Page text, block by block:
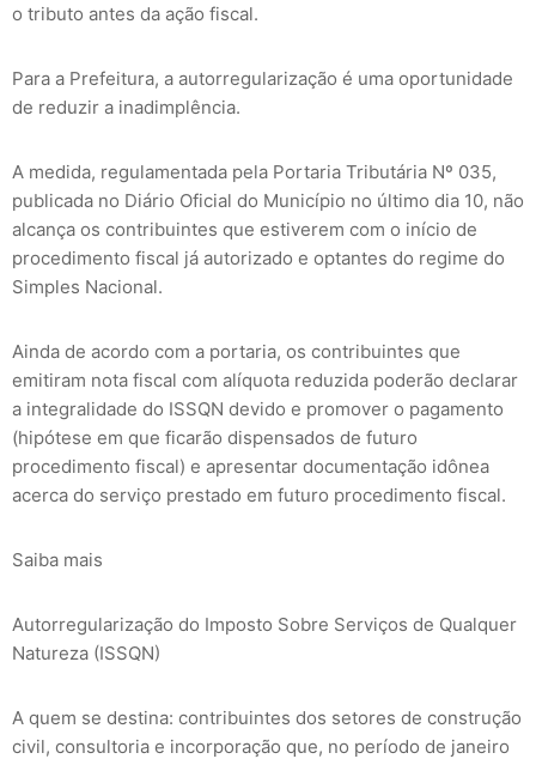
o tributo antes da ação fiscal.
Para a Prefeitura, a autorregularização é uma oportunidade
de reduzir a inadimplência.
A medida, regulamentada pela Portaria Tributária Nº 035,
publicada no Diário Oficial do Município no último dia 10, não
alcança os contribuintes que estiverem com o início de
procedimento fiscal já autorizado e optantes do regime do
Simples Nacional.
Ainda de acordo com a portaria, os contribuintes que
emitiram nota fiscal com alíquota reduzida poderão declarar
a integralidade do ISSQN devido e promover o pagamento
(hipótese em que ficarão dispensados de futuro
procedimento fiscal) e apresentar documentação idônea
acerca do serviço prestado em futuro procedimento fiscal.
Saiba mais
Autorregularização do Imposto Sobre Serviços de Qualquer
Natureza (ISSQN)
A quem se destina: contribuintes dos setores de construção
civil, consultoria e incorporação que, no período de janeiro